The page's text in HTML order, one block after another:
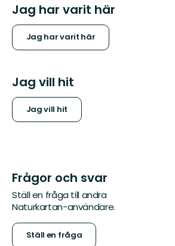
Jag har varit här
Jag har varit här
Jag vill hit
Jag vill hit
Frågor och svar
Ställ en fråga till andra
Naturkartan-användare.
Ställ en fråga